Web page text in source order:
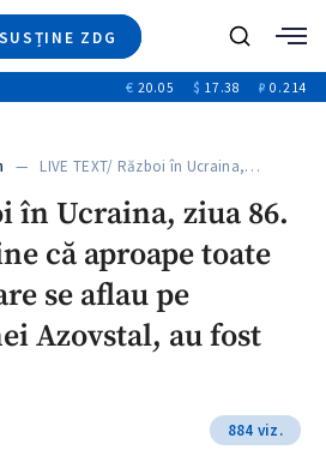
SUSȚINE ZDG
Ştiri
Video
Special
€ 20.05 $ 17.38 ₽ 0.214
— LIVE TEXT/ Război în Ucraina,…
în Ucraina, ziua 86.
că aproape toate
se aflau pe
Azovstal, au fost
884 viz.